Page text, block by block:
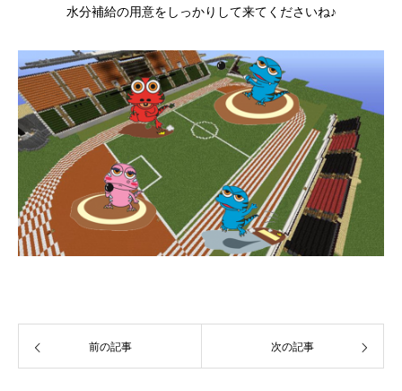
水分補給の用意をしっかりして来てくださいね♪
前の記事 次の記事